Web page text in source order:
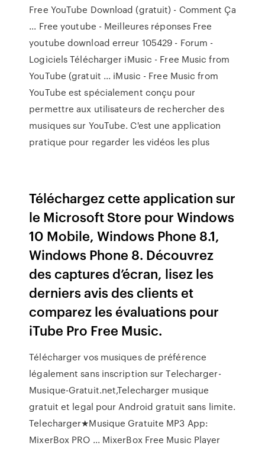
Free YouTube Download (gratuit) - Comment Ça
... Free youtube - Meilleures réponses Free
youtube download erreur 105429 - Forum -
Logiciels Télécharger iMusic - Free Music from
YouTube (gratuit ... iMusic - Free Music from
YouTube est spécialement conçu pour
permettre aux utilisateurs de rechercher des
musiques sur YouTube. C'est une application
pratique pour regarder les vidéos les plus
Téléchargez cette application sur
le Microsoft Store pour Windows
10 Mobile, Windows Phone 8.1,
Windows Phone 8. Découvrez
des captures d’écran, lisez les
derniers avis des clients et
comparez les évaluations pour
iTube Pro Free Music.
Télécharger vos musiques de préférence
légalement sans inscription sur Telecharger-
Musique-Gratuit.net,Telecharger musique
gratuit et legal pour Android gratuit sans limite.
Telecharger★Musique Gratuite MP3 App:
MixerBox PRO ... MixerBox Free Music Player